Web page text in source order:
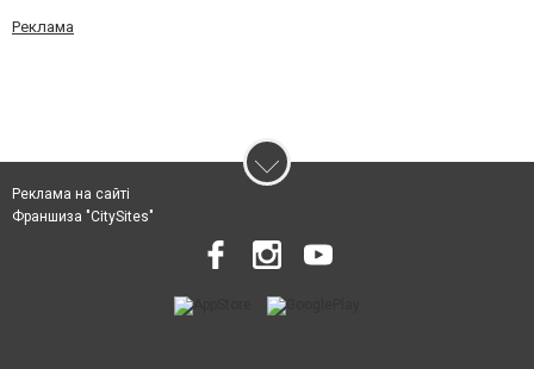
Реклама
Реклама на сайті
Франшиза "CitySites"